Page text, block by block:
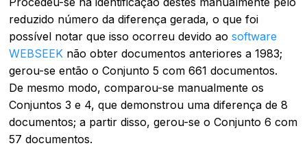
reduzido número da diferença gerada, o que foi
possível notar que isso ocorreu devido ao software
WEBSEEKnão obter documentos anteriores a 1983;
gerou-se então o Conjunto 5 com 661 documentos.
De mesmo modo, comparou-se manualmente os
Conjuntos 3 e 4, que demonstrou uma diferença de 8
documentos; a partir disso, gerou-se o Conjunto 6 com
57 documentos.